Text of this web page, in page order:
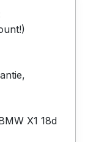
X1 18d